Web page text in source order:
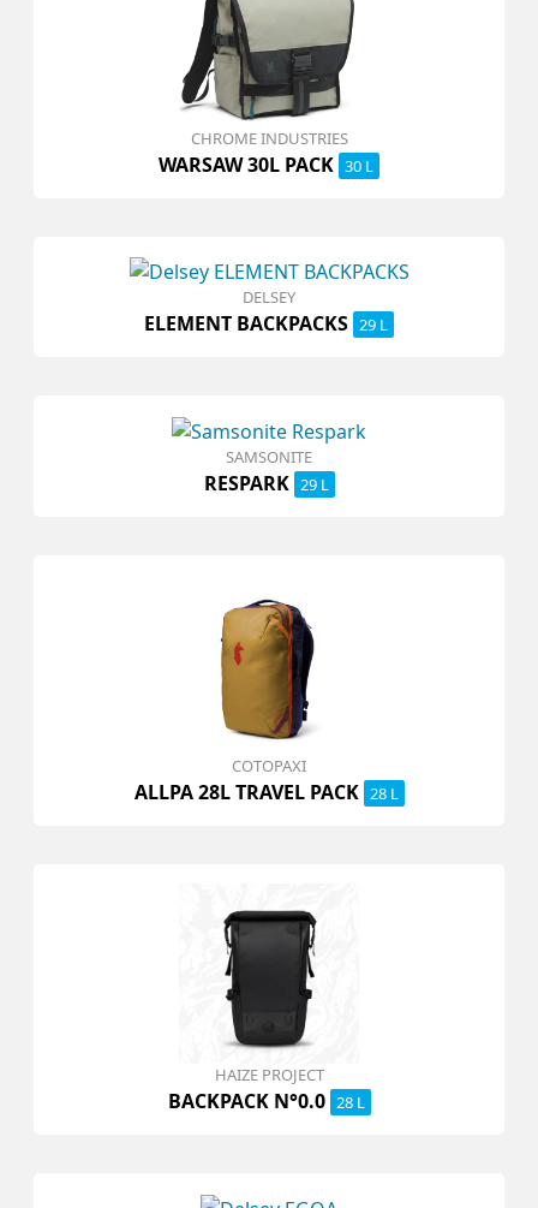
CHROME INDUSTRIES
WARSAW 30L PACK 30 L
DELSEY
ELEMENT BACKPACKS 29 L
SAMSONITE
RESPARK 29 L
COTOPAXI
ALLPA 28L TRAVEL PACK 28 L
HAIZE PROJECT
BACKPACK N°0.0 28 L